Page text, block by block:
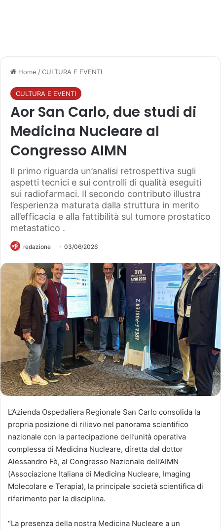
Home /CULTURA E EVENTI
CULTURA E EVENTI
Aor San Carlo, due studi di
Medicina Nucleare al
Congresso AIMN
Il primo riguarda un’analisi retrospettiva sugli
aspetti tecnici e sui controlli di qualità eseguiti
sui radiofarmaci. Il secondo contributo illustra
l’esperienza maturata dalla struttura in merito
all’efficacia e alla fattibilità sul tumore prostatico
metastatico .
redazione 03/06/2026
L’Azienda Ospedaliera Regionale San Carlo consolida la
propria posizione di rilievo nel panorama scientifico
nazionale con la partecipazione dell’unità operativa
complessa di Medicina Nucleare, diretta dal dottor
Alessandro Fè, al Congresso Nazionale dell’AIMN
(Associazione Italiana di Medicina Nucleare, Imaging
Molecolare e Terapia), la principale società scientifica di
riferimento per la disciplina.
“La presenza della nostra Medicina Nucleare a un